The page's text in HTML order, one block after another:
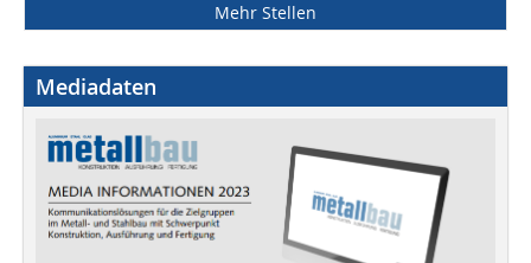
Mehr Stellen
Mediadaten